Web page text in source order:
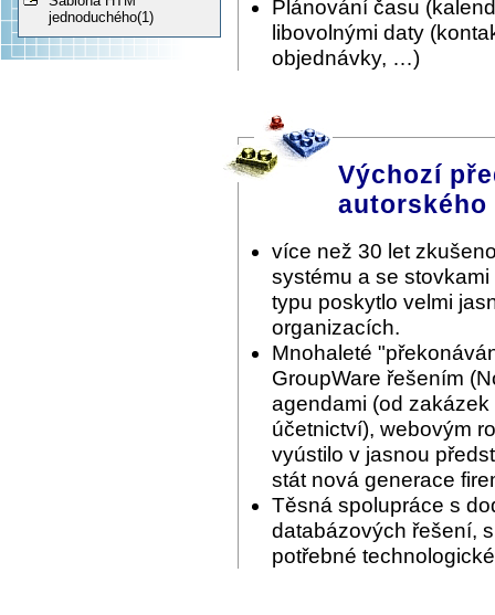
jednoduchého(1)
Plánování času
libovolnými daty
objednávky, …)
Výchozí
autorského
více než 30 let
systému a se
typu poskytlo velmi
organizacích.
Mnohaleté
GroupWare řešením
agendami (od
účetnictví), webovým
vyústilo v jasnou
stát nová generace
Těsná spolupráce s
databázových řešení,
potřebné